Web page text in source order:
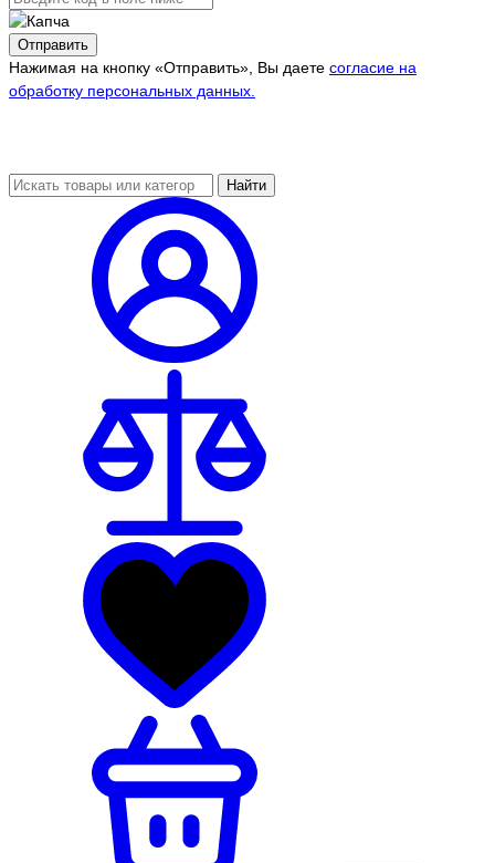
Отправить
Нажимая на кнопку «Отправить», Вы даете согласие на
обработку персональных данных.
Найти